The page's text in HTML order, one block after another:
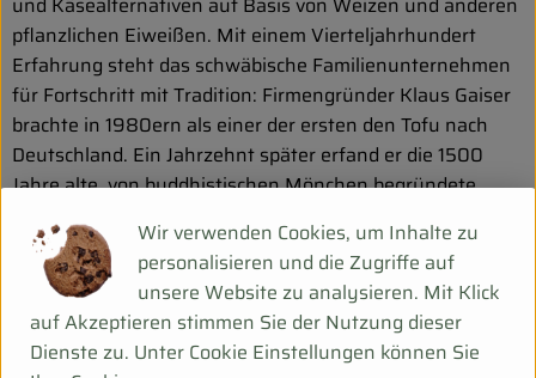
pflanzlichen Eiweißen. Mit einem Vierteljahrhundert
Erfahrung steht das schwäbische Familienunternehmen
für Fortschritt mit Tradition: Firmengründer Klaus Gaiser
brachte in 1980ern als einer der ersten den Tofu nach
Deutschland. Ein Jahrzehnt später erfand er die 1500
Jahre alte, von buddhistischen Mönchen begründete
Seit 1993 stellt TOPAS Produkte wie Würste, Steaks und
Burger her – nur eben rein pflanzlich, aus Weizeneiweiß.
Die veganen Bio-Produkte werden unter den Marken
„Wheaty“ und „Veggyness“ vertrieben. Fand zu Beginn
Wir verwenden Cookies, um Inhalte zu
personalisieren und die Zugriffe auf
unsere Website zu analysieren. Mit Klick
auf Akzeptieren stimmen Sie der Nutzung dieser
Dienste zu. Unter Cookie Einstellungen können Sie